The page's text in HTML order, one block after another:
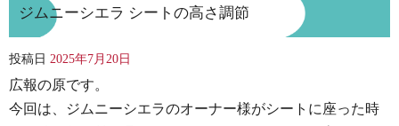
ジムニーシエラ シートの高さ調節
投稿日 2025年7月20日
広報の原です。
今回は、ジムニーシエラのオーナー様がシートに座った時